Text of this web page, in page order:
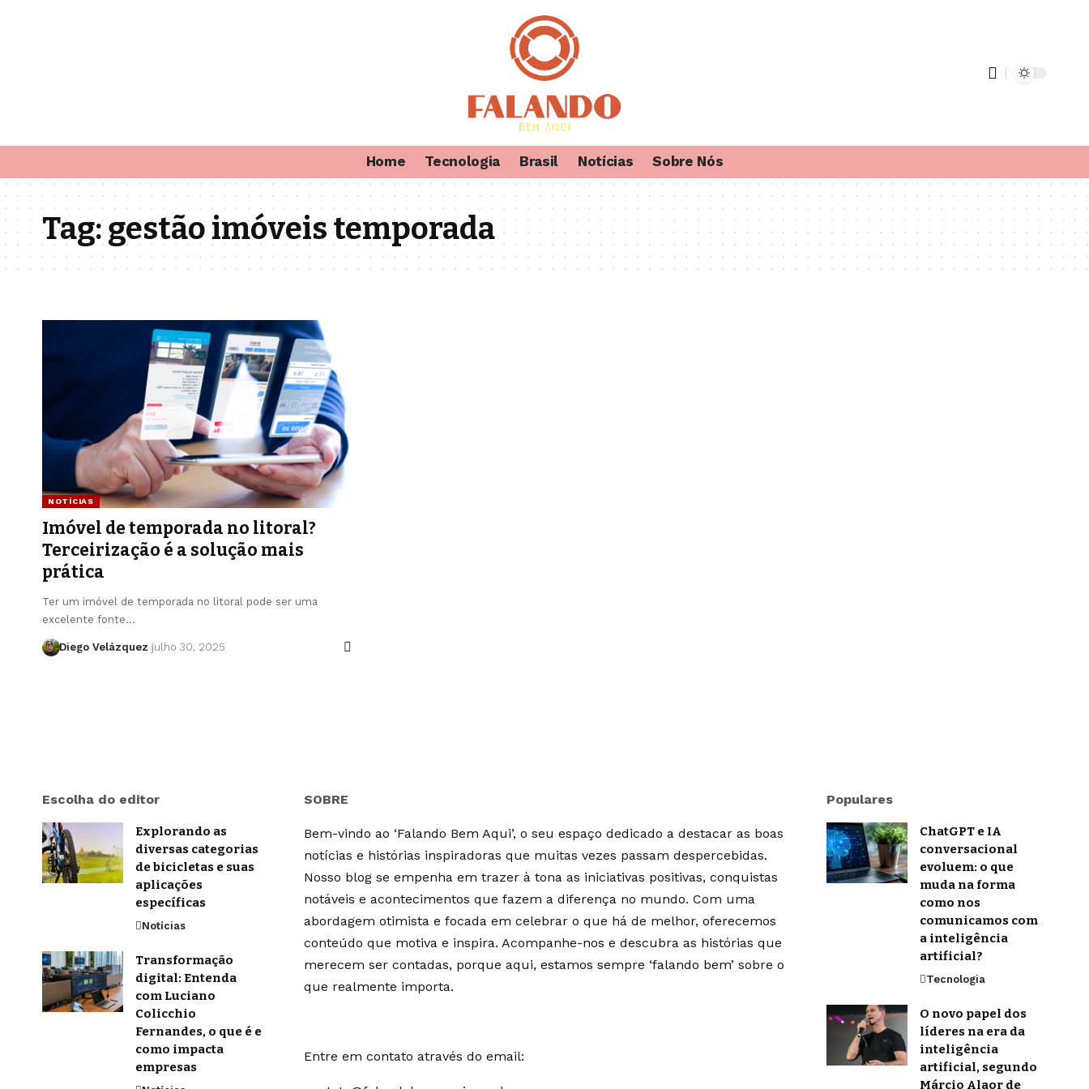
Home Tecnologia Brasil Notícias Sobre Nós
Tag:gestão imóveis temporada
NOTÍCIAS
Imóvel de temporada no litoral?
Terceirização é a solução mais
prática
Ter um imóvel de temporada no litoral pode ser uma
excelente fonte…
Diego Velázquez julho 30, 2025
Escolha do editor
Explorando as
diversas categorias
de bicicletas e suas
aplicações
específicas
Notícias
Transformação
digital: Entenda
com Luciano
Colicchio
Fernandes, o que é e
como impacta
empresas
SOBRE
Bem-vindo ao ‘Falando Bem Aqui’, o seu espaço dedicado a destacar as boas
notícias e histórias inspiradoras que muitas vezes passam despercebidas.
Nosso blog se empenha em trazer à tona as iniciativas positivas, conquistas
notáveis e acontecimentos que fazem a diferença no mundo. Com uma
abordagem otimista e focada em celebrar o que há de melhor, oferecemos
conteúdo que motiva e inspira. Acompanhe-nos e descubra as histórias que
merecem ser contadas, porque aqui, estamos sempre ‘falando bem’ sobre o
que realmente importa.
Entre em contato através do email:
Populares
ChatGPT e IA
conversacional
evoluem: o que
muda na forma
como nos
comunicamos com
a inteligência
artificial?
Tecnologia
O novo papel dos
líderes na era da
inteligência
artificial, segundo
Márcio Alaor de